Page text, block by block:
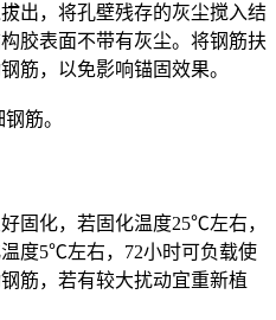
出，将孔壁残存的灰尘搅入结
胶表面不带有灰尘。将钢筋扶
筋，以免影响锚固效果。
筋。
固化，若固化温度25℃左右，
度5℃左右，72小时可负载使
筋，若有较大扰动宜重新植